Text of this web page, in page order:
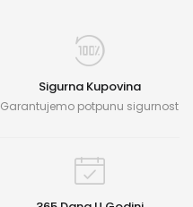
Sigurna Kupovina
Garantujemo potpunu sigurnost